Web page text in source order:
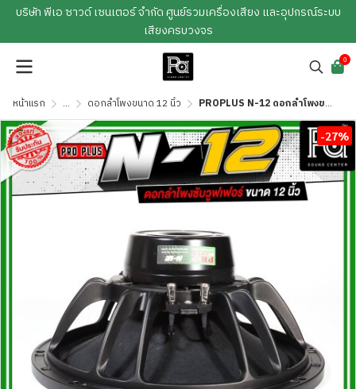
บริษัท พีเอ ซาวด์ เซนเตอร์ จำกัด ศูนย์รวมเครื่องเสียง และอุปกรณ์ระบบ
เสียงครบวงจร
0
หน้าแรก ... ดอกลำโพงขนาด 12 นิ้ว PROPLUS N-12 ดอกลำโพงขนาด 12 นิ้ว แม่เหล็กนีโอ กำลังขับสูงสุด 1000 วัตต์ วอยส์ 3 นิ้ว
-27%